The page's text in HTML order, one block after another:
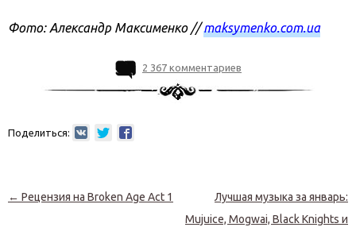
Фото: Александр Максименко //maksymenko.com.ua
2 367 комментариев
Поделиться:
Навигация по записям
← Рецензия на Broken Age Act 1
Лучшая музыка за январь:
Mujuice, Mogwai, Black Knights и